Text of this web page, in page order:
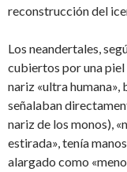
reconstrucción del
Los neandertales,
cubiertos por una piel
nariz «ultra humana»,
señalaban
nariz de los monos),
estirada», tenía
alargado como